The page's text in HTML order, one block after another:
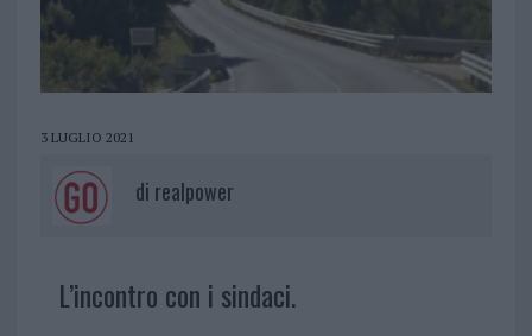
3 LUGLIO 2021
di realpower
L’incontro con i sindaci.